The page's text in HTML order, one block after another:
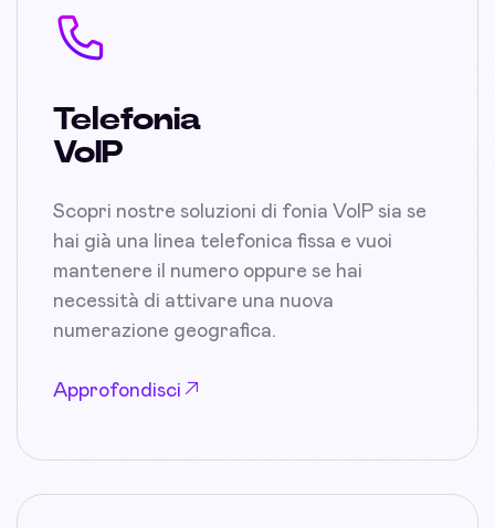
Telefonia
VoIP
Scopri nostre soluzioni di fonia VoIP sia se
hai già una linea telefonica fissa e vuoi
mantenere il numero oppure se hai
necessità di attivare una nuova
numerazione geografica.
Approfondisci